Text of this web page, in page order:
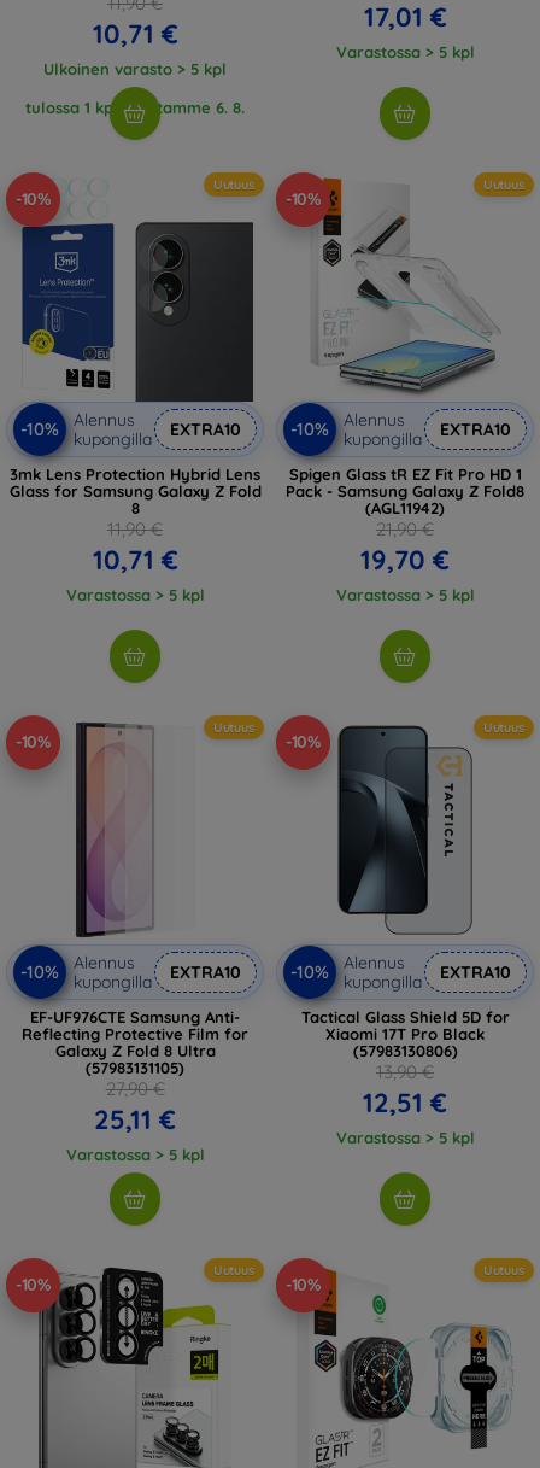
10,71 €
Ulkoinen varasto > 5 kpl
tulossa 1 kpl, odotamme 6. 8.
2026
17,01 €
Varastossa > 5 kpl
-10%
Uutuus
-10%
Alennus
kupongilla
EXTRA10
3mk Lens Protection Hybrid Lens
Glass for Samsung Galaxy Z Fold
8
11,90 €
10,71 €
Varastossa > 5 kpl
-10%
Uutuus
-10%
Alennus
kupongilla
EXTRA10
Spigen Glass tR EZ Fit Pro HD 1
Pack - Samsung Galaxy Z Fold8
(AGL11942)
21,90 €
19,70 €
Varastossa > 5 kpl
-10%
Uutuus
-10%
Alennus
kupongilla
EXTRA10
EF-UF976CTE Samsung Anti-
Reflecting Protective Film for
Galaxy Z Fold 8 Ultra
(57983131105)
27,90 €
25,11 €
Varastossa > 5 kpl
-10%
Uutuus
-10%
Alennus
kupongilla
EXTRA10
Tactical Glass Shield 5D for
Xiaomi 17T Pro Black
(57983130806)
13,90 €
12,51 €
Varastossa > 5 kpl
-10%
Uutuus
-10%
Uutuus